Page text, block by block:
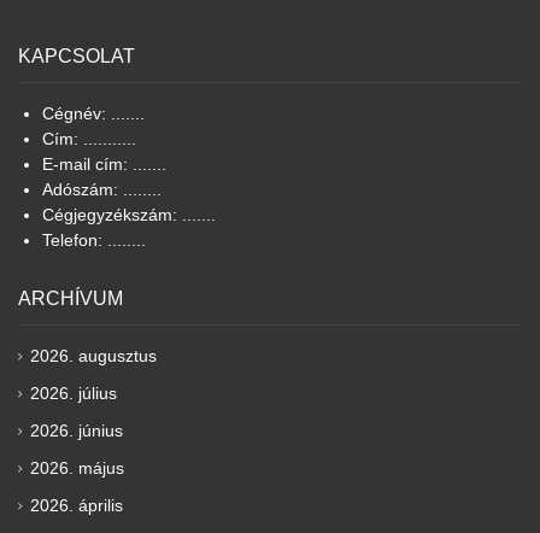
KAPCSOLAT
Cégnév: .......
Cím: ...........
E-mail cím: .......
Adószám: ........
Cégjegyzékszám: .......
Telefon: ........
ARCHÍVUM
2026. augusztus
2026. július
2026. június
2026. május
2026. április